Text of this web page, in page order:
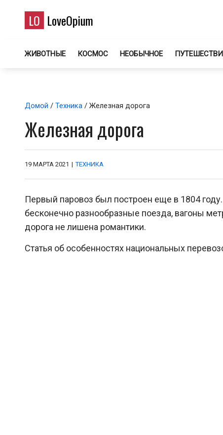
LO LoveOpium
ЖИВОТНЫЕ КОСМОС НЕОБЫЧНОЕ
Домой / Техника / Железная дорога
Железная дорога
19 МАРТА 2021 | ТЕХНИКА
Первый паровоз был построен еще в 1804
бесконечно разнообразные поезда, вагоны
дорога не лишена романтики.
Статья об особенностях национальных